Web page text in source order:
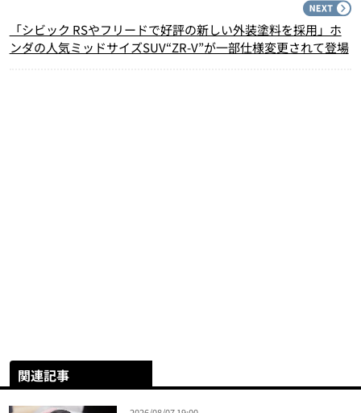
「シビック RSやフリードで好評の新しい外装塗料を採用」ホ
ンダの人気ミッドサイズSUV“ZR-V”が一部仕様変更されて登場
関連記事